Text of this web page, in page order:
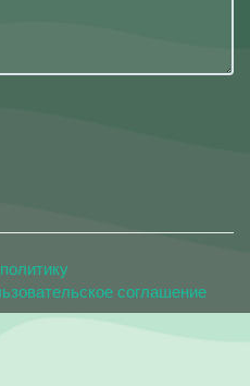
политику
соглашение